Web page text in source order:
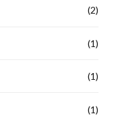
(2)
(1)
(1)
(1)